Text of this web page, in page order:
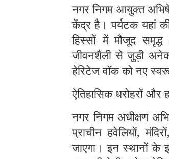
नगर निगम आयुक्त
केंद्र है। पर्यटक यहां
हिस्सों में मौजूद समृद्ध
जीवनशैली से जुड़ी अनेक
हेरिटेज वॉक को नए
ऐतिहासिक धरोहरों
नगर निगम अधीक्षण
प्राचीन हवेलियों,
जाएगा। इन स्थानों के